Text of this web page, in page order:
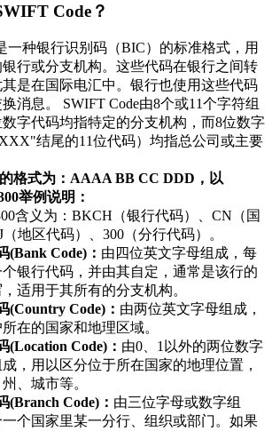
Code？
一种银行识别码（BIC）的标准格式，用
行或分支机构。这些代码在银行之间转
是在国际电汇中。银行也使用这些代码
消息。 SWIFT Code由8个或11个字符组
数字代码均指特定的分支机构，而8位数字
结尾的11位代码）均指总公司或主要
格式为：AAAA BB CC DDD，以
举例说明：
含义为：BKCH（银行代码）、CN（国
地区代码）、300（分行代码）。
(Bank Code)： 由四位英文字母组成，每
银行代码，并由其自定，通常是该行的
适用于其所有的分支机构。
(Country Code)： 由两位英文字母组成，
在的国家和地理区域。
(Location Code)： 由0、1以外的两位数字
，用以区分位于所在国家的地理位置，
、城市等。
(Branch Code)： 由三位字母或数字组
个国家里某一分行、组织或部门。如果